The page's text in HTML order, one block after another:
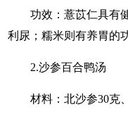
功效：薏苡仁具有
利尿；糯米则有养胃的
2.沙参百合鸭汤
材料：北沙参30克